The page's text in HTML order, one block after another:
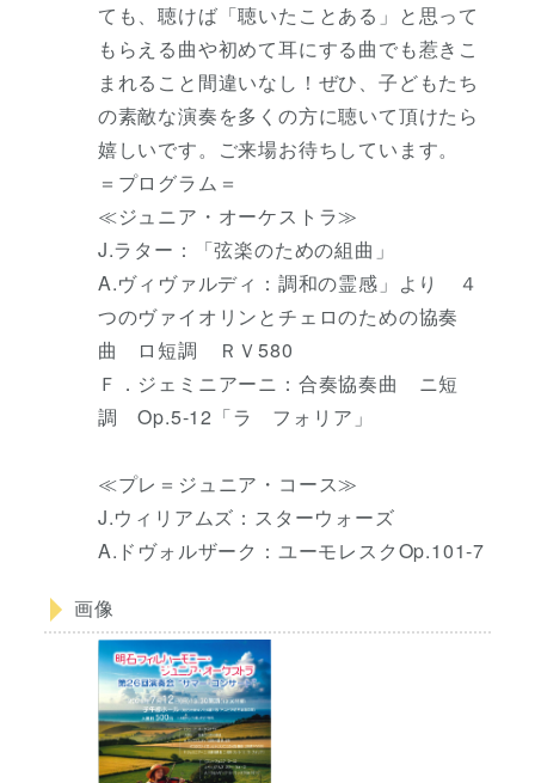
ても、聴けば「聴いたことある」と思って
もらえる曲や初めて耳にする曲でも惹きこ
まれること間違いなし！ぜひ、子どもたち
の素敵な演奏を多くの方に聴いて頂けたら
嬉しいです。ご来場お待ちしています。
＝プログラム＝
≪ジュニア・オーケストラ≫
J.ラター：「弦楽のための組曲」
A.ヴィヴァルディ：調和の霊感」より ４
つのヴァイオリンとチェロのための協奏
曲 ロ短調 ＲＶ580
Ｆ．ジェミニアーニ：合奏協奏曲 ニ短
調 Op.5-12「ラ フォリア」
≪プレ＝ジュニア・コース≫
J.ウィリアムズ：スターウォーズ
A.ドヴォルザーク：ユーモレスクOp.101‐7
画像